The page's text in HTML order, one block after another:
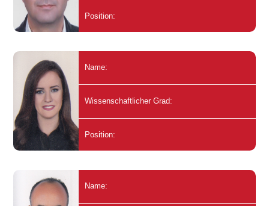
Position:
Name:
Wissenschaftlicher Grad:
Position:
Name: